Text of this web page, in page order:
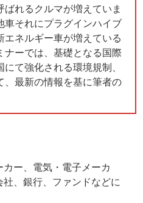
れるクルマが増えていま
それにプラグインハイブ
エネルギー車が増えている
ーでは、基礎となる国際
て強化される環境規制、
、最新の情報を基に筆者の
ー、電気・電子メーカ
、銀行、ファンドなどに